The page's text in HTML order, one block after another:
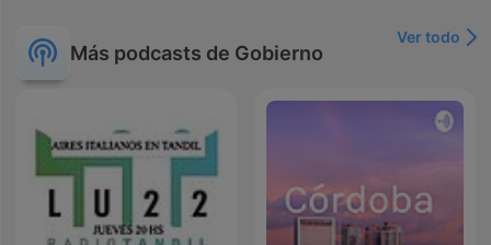
Más podcasts de Gobierno
Ver todo